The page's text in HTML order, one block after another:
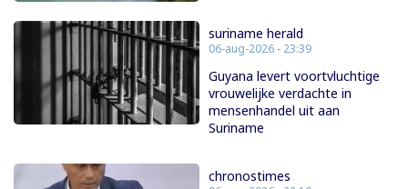
suriname herald
06-aug-2026 - 23:39
Guyana levert voortvluchtige
vrouwelijke verdachte in
mensenhandel uit aan
Suriname
chronostimes